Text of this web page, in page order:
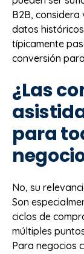
B2B, considera
datos
típicamente
conversión
¿Las
para
No, su
Son
ciclos de
múltiples
Para negocios